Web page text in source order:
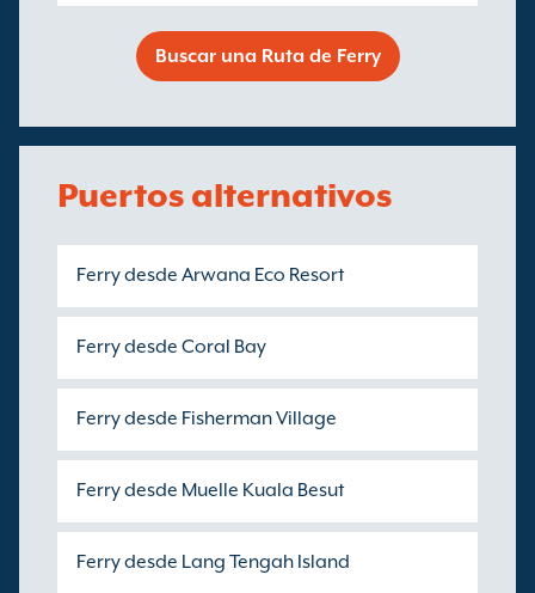
Buscar una Ruta de Ferry
Puertos alternativos
Ferry desde Arwana Eco Resort
Ferry desde Coral Bay
Ferry desde Fisherman Village
Ferry desde Muelle Kuala Besut
Ferry desde Lang Tengah Island